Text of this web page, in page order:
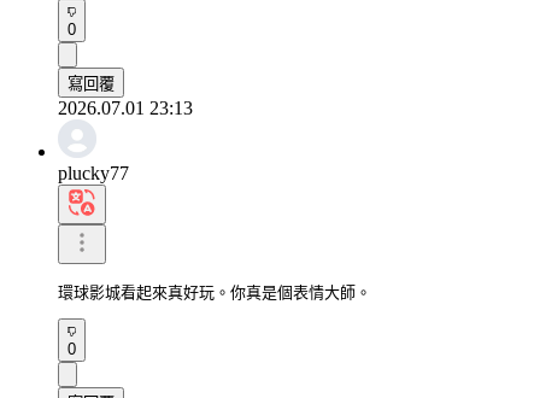
0
寫回覆
2026.07.01 23:13
plucky77
環球影城看起來真好玩。你真是個表情大師。
0